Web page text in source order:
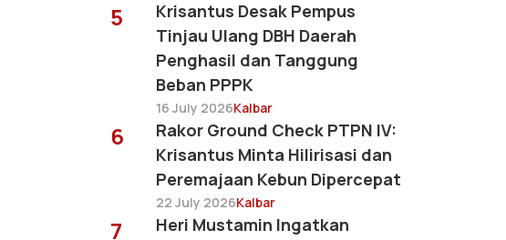
5
Krisantus Desak Pempus
Tinjau Ulang DBH Daerah
Penghasil dan Tanggung
Beban PPPK
16 July 2026Kalbar
6
Rakor Ground Check PTPN IV:
Krisantus Minta Hilirisasi dan
Peremajaan Kebun Dipercepat
22 July 2026Kalbar
7
Heri Mustamin Ingatkan